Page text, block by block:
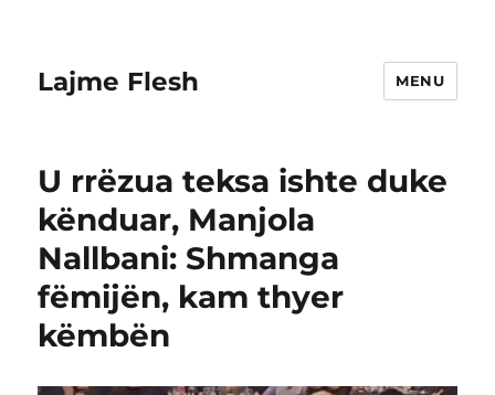
Lajme Flesh MENU
U rrëzua teksa ishte duke
kënduar, Manjola
Nallbani: Shmanga
fëmijën, kam thyer
këmbën